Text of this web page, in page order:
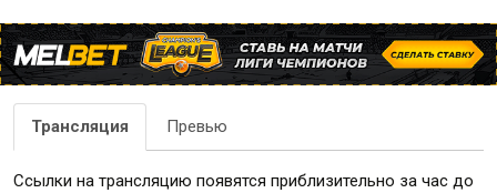
Трансляция Превью
Ссылки на трансляцию появятся приблизительно за час до